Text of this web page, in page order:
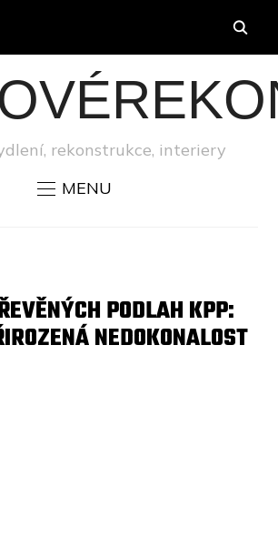
rekonstrukce, interiery
MENU
PODLAH KPP:
NEDOKONALOST